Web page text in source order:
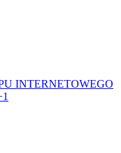
INTERNETOWEGO